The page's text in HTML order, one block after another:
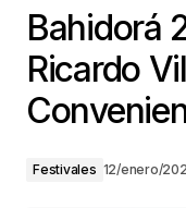
Convenience,
Bahidorá
Ricardo
Festivales 12/enero/